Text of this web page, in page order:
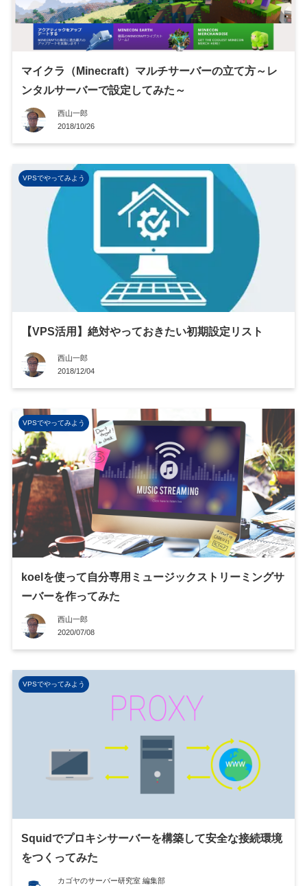
マイクラ（Minecraft）マルチサーバーの立て方～レ
ンタルサーバーで設定してみた～
西山一郎
2018/10/26
VPSでやってみよう
【VPS活用】絶対やっておきたい初期設定リスト
西山一郎
2018/12/04
VPSでやってみよう
koelを使って自分専用ミュージックストリーミングサ
ーバーを作ってみた
西山一郎
2020/07/08
VPSでやってみよう
Squidでプロキシサーバーを構築して安全な接続環境
をつくってみた
カゴヤのサーバー研究室 編集部